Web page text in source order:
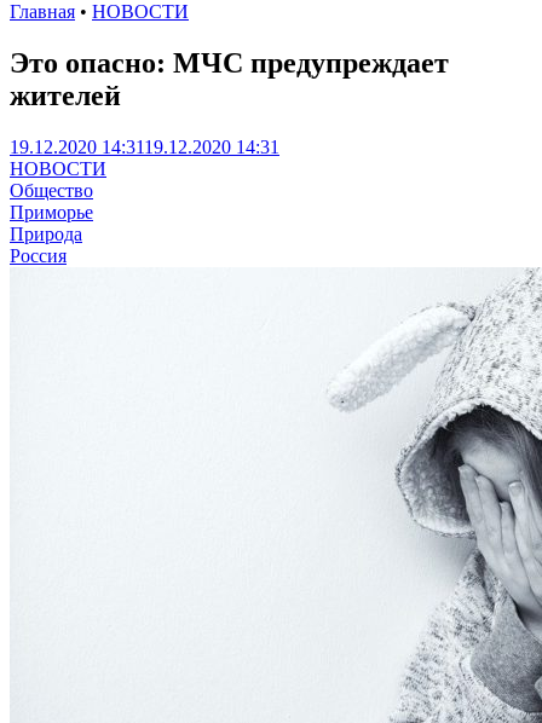
Главная • НОВОСТИ
Это опасно: МЧС предупреждает
жителей
19.12.2020 14:3119.12.2020 14:31
НОВОСТИ
Общество
Приморье
Природа
Россия